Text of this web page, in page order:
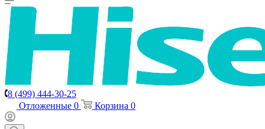
8 (499) 444-30-25
Отложенные 0 Корзина 0